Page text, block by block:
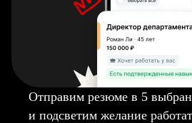
Отправим резюме в 5
и подсветим желание